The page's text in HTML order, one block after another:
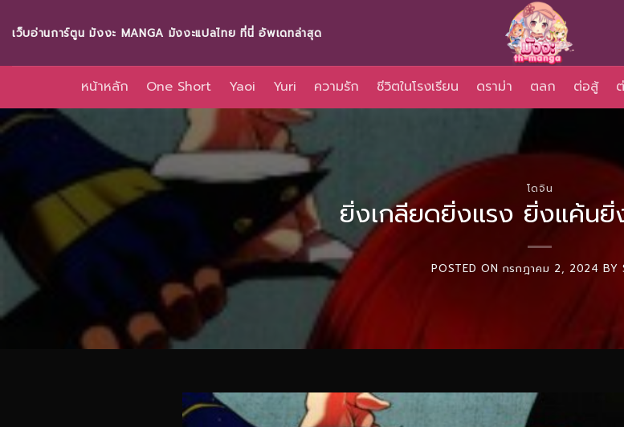
toเว็บอ่านการ์ตูน มังงะ MANGA มังงะแปลไทย ที่นี่ อัพเดทล่าสุด
หน้าหลัก One Short Yaoi Yuri ความรัก ชีวิตในโรงเรียน ดราม่า ตลก ต่อสู้
โดจิน
ยิ่งเกลียดยิ่งแรง ยิ่งแค้น
POSTED ON กรกฎาคม 2, 2024 BY